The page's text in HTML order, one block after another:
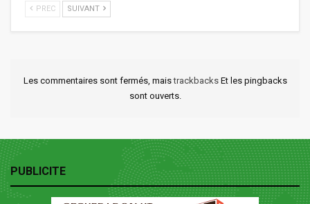
PREC SUIVANT
Les commentaires sont fermés, maistrackbacks Et les pingbacks
sont ouverts.
PUBLICITE